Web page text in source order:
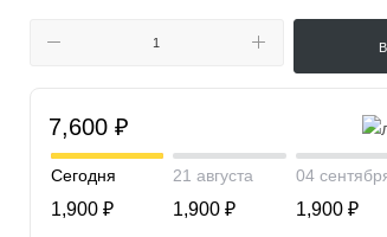
7,600 ₽
Сегодня
1,900 ₽
21 августа
1,900 ₽
04
1,900 ₽